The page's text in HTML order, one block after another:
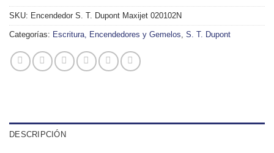
SKU: Encendedor S. T. Dupont Maxijet 020102N
Categorías: Escritura, Encendedores y Gemelos S. T. Dupont
DESCRIPCIÓN